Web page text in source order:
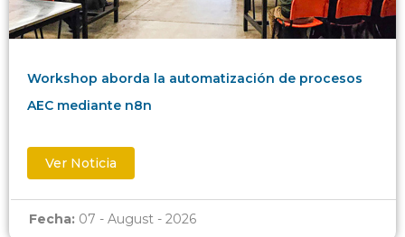
Workshop aborda la automatización de procesos
AEC mediante n8n
Ver Noticia
Fecha: 07 - August - 2026